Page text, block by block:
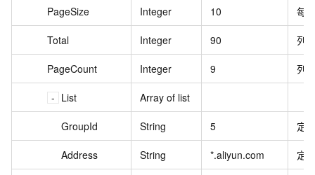
PageSize Integer 10 每
Total Integer 90 列
PageCount Integer 9 列
List Array of list
GroupId String 5 定
Address String *.aliyun.com 定